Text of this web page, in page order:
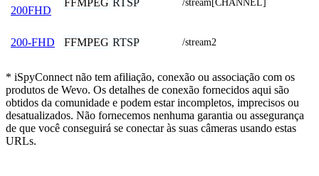
200FHD
/stream[CHANNEL]
200-FHD FFMPEG RTSP /stream2
* iSpyConnect não tem afiliação, conexão ou associação com os
produtos de Wevo. Os detalhes de conexão fornecidos aqui são
obtidos da comunidade e podem estar incompletos, imprecisos ou
desatualizados. Não fornecemos nenhuma garantia ou assegurança
de que você conseguirá se conectar às suas câmeras usando estas
URLs.